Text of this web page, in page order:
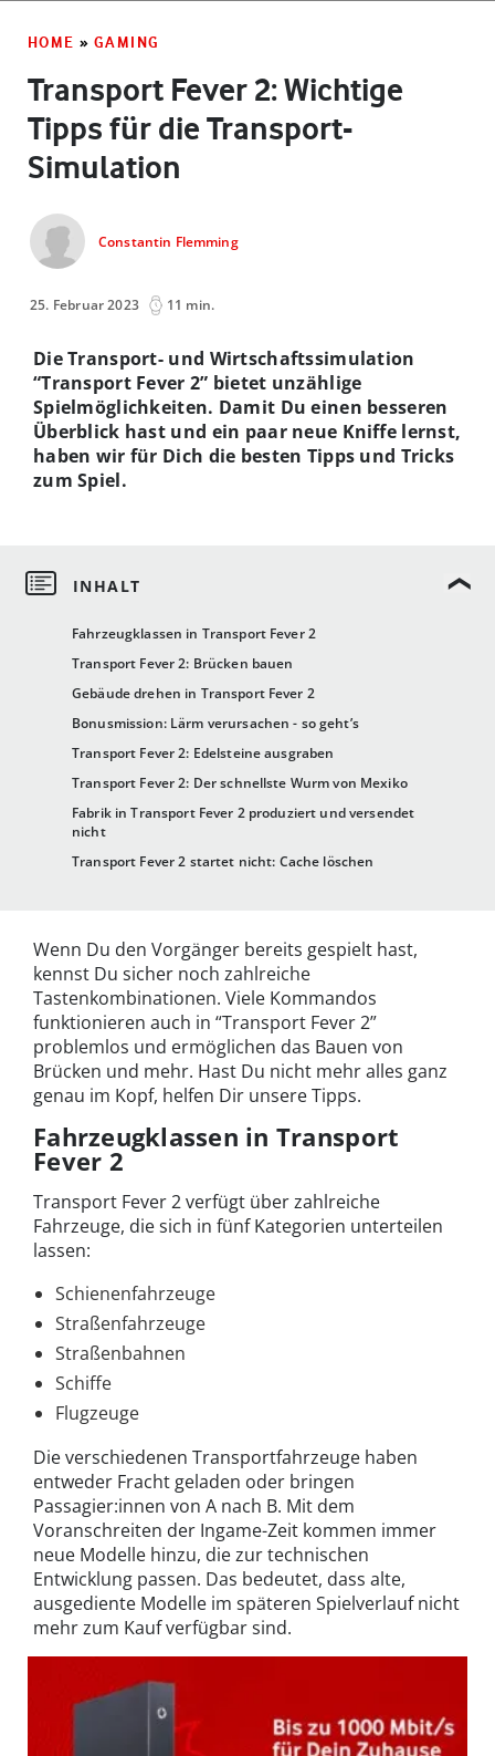
HOME » GAMING
Transport Fever 2: Wichtige
Tipps für die Transport-
Simulation
Constantin Flemming
25. Februar 2023 11 min.
Fahrzeugklassen in Transport Fever 2
Transport Fever 2: Brücken bauen
Gebäude drehen in Transport Fever 2
Bonusmission: Lärm verursachen - so geht’s
Transport Fever 2: Edelsteine ausgraben
Transport Fever 2: Der schnellste Wurm von Mexiko
Fabrik in Transport Fever 2 produziert und versendet
nicht
Transport Fever 2 startet nicht: Cache löschen
Die Transport- und Wirtschaftssimulation
“Transport Fever 2” bietet unzählige
Spielmöglichkeiten. Damit Du einen besseren
Überblick hast und ein paar neue Kniffe lernst,
haben wir für Dich die besten Tipps und Tricks
zum Spiel.
Wenn Du den Vorgänger bereits gespielt hast,
kennst Du sicher noch zahlreiche
Tastenkombinationen. Viele Kommandos
funktionieren auch in “Transport Fever 2”
problemlos und ermöglichen das Bauen von
Brücken und mehr. Hast Du nicht mehr alles ganz
genau im Kopf, helfen Dir unsere Tipps.
Fahrzeugklassen in Transport
Fever 2
Transport Fever 2 verfügt über zahlreiche
Fahrzeuge, die sich in fünf Kategorien unterteilen
lassen:
Schienenfahrzeuge
Straßenfahrzeuge
Straßenbahnen
Schiffe
Flugzeuge
Die verschiedenen Transportfahrzeuge haben
entweder Fracht geladen oder bringen
Passagier:innen von A nach B. Mit dem
Voranschreiten der Ingame-Zeit kommen immer
neue Modelle hinzu, die zur technischen
Entwicklung passen. Das bedeutet, dass alte,
ausgediente Modelle im späteren Spielverlauf nicht
mehr zum Kauf verfügbar sind.